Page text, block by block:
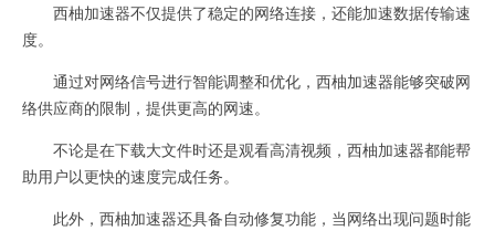
西柚加速器不仅提供了稳定的网络连接，还能加速数据传输速
度。
通过对网络信号进行智能调整和优化，西柚加速器能够突破网
络供应商的限制，提供更高的网速。
不论是在下载大文件时还是观看高清视频，西柚加速器都能帮
助用户以更快的速度完成任务。
此外，西柚加速器还具备自动修复功能，当网络出现问题时能